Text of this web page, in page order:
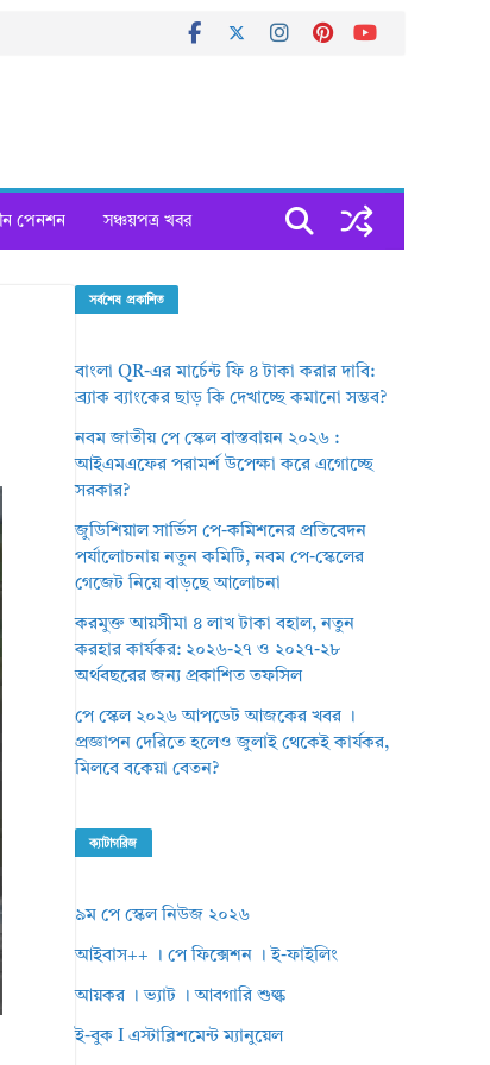
পেনশন সঞ্চয়পত্র খবর
সর্বশেষ প্রকাশিত
বাংলা QR-এর মার্চেন্ট ফি ৪ টাকা করার দাবি:
ব্র্যাক ব্যাংকের ছাড় কি দেখাচ্ছে কমানো সম্ভব?
নবম জাতীয় পে স্কেল বাস্তবায়ন ২০২৬ :
আইএমএফের পরামর্শ উপেক্ষা করে এগোচ্ছে
সরকার?
জুডিশিয়াল সার্ভিস পে-কমিশনের প্রতিবেদন
পর্যালোচনায় নতুন কমিটি, নবম পে-স্কেলের
গেজেট নিয়ে বাড়ছে আলোচনা
করমুক্ত আয়সীমা ৪ লাখ টাকা বহাল, নতুন
করহার কার্যকর: ২০২৬-২৭ ও ২০২৭-২৮
অর্থবছরের জন্য প্রকাশিত তফসিল
পে স্কেল ২০২৬ আপডেট আজকের খবর ।
প্রজ্ঞাপন দেরিতে হলেও জুলাই থেকেই কার্যকর,
মিলবে বকেয়া বেতন?
ক্যাটাগরিজ
৯ম পে স্কেল নিউজ ২০২৬
আইবাস++ । পে ফিক্সেশন । ই-ফাইলিং
আয়কর । ভ্যাট । আবগারি শুল্ক
ই-বুক I এস্টাব্লিশমেন্ট ম্যানুয়েল